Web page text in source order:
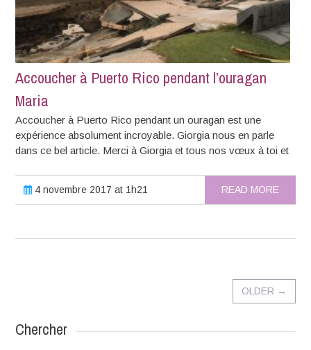
Accoucher à Puerto Rico pendant l’ouragan
Maria
Accoucher à Puerto Rico pendant un ouragan est une
expérience absolument incroyable. Giorgia nous en parle
dans ce bel article. Merci à Giorgia et tous nos vœux à toi et
4 novembre 2017 at 1h21 READ MORE
OLDER →
Chercher